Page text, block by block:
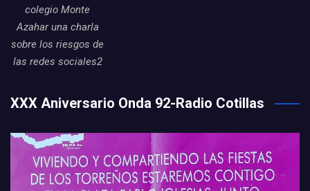
colegio Monte
Azahar una charla
sobre los riesgos de
las redes sociales2
XXX Aniversario Onda 92-Radio Cotillas